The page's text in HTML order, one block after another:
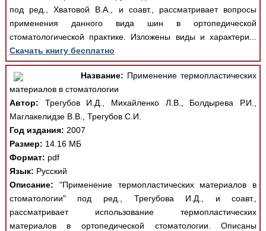
под ред., Хватовой В.А., и соавт., рассматривает вопросы
применения данного вида шин в ортопедической
стоматологической практике. Изложены виды и характери...
Скачать книгу бесплатно
Название: Применение термопластических
материалов в стоматологии
Автор: Трегубов И.Д., Михайленко Л.В., Болдырева Р.И.,
Маглакелидзе В.В., Трегубов С.И.
Год издания: 2007
Размер: 14.16 МБ
Формат: pdf
Язык: Русский
Описание: "Применение термопластических материалов в
стоматологии" под ред., Трегубова И.Д., и соавт.,
рассматривает использование термопластических
материалов в ортопедической стоматологии. Описаны